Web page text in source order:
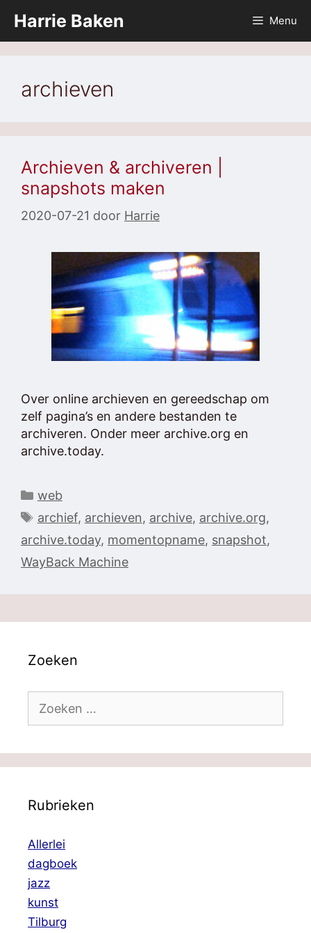
naar
de
Harrie Baken Menu
archieven
Archieven & archiveren |
snapshots maken
2020-07-21 door Harrie
Over online archieven en gereedschap om
zelf pagina’s en andere bestanden te
archiveren. Onder meer archive.org en
archive.today.
Categorieën
web
Tags
archief, archieven, archive, archive.org,
archive.today, momentopname, snapshot,
WayBack Machine
Zoeken
naar:
Rubrieken
Allerlei
dagboek
jazz
kunst
Tilburg